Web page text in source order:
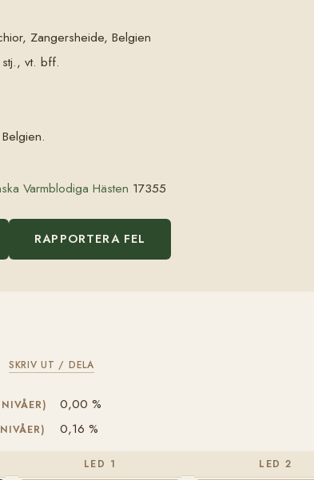
Zangersheide, Belgien
vt. bff.
Varmblodiga Hästen 17355
RAPPORTERA FEL
SKRIV UT / DELA
0,00 %
0,16 %
LED 1 LED 2